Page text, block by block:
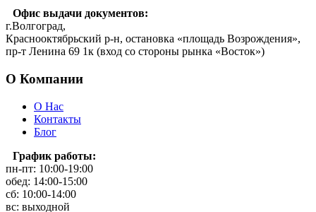
Офис выдачи документов:
г.Волгоград,
Краснооктябрьский р-н, остановка «площадь Возрождения»,
пр-т Ленина 69 1к (вход со стороны рынка «Восток»)
О Компании
О Нас
Контакты
Блог
График работы:
пн-пт: 10:00-19:00
обед: 14:00-15:00
сб: 10:00-14:00
вс: выходной